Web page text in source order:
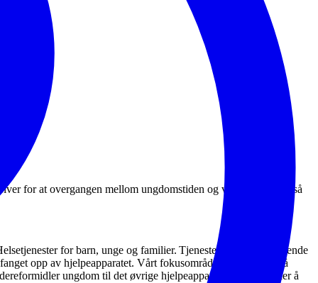
for at overgangen mellom ungdomstiden og voksenlivet blir så
for barn, unge og familier. Tjenesten driver oppsøkende
opp av hjelpeapparatet. Vårt fokusområde vil også være å
ungdom til det øvrige hjelpeapparatet. OUT ønsker å